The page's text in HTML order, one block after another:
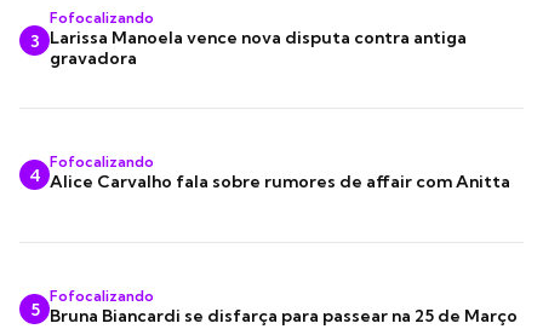
3
Fofocalizando
Larissa Manoela vence nova disputa contra antiga
gravadora
4
Fofocalizando
Alice Carvalho fala sobre rumores de affair com Anitta
5
Fofocalizando
Bruna Biancardi se disfarça para passear na 25 de Março